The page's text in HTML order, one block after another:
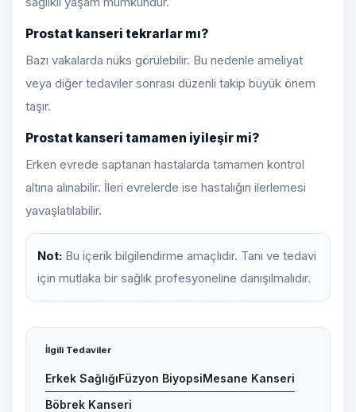
Prostat kanseri tekrarlar mı?
Bazı vakalarda nüks görülebilir. Bu nedenle ameliyat
veya diğer tedaviler sonrası düzenli takip büyük önem
taşır.
Prostat kanseri tamamen iyileşir mi?
Erken evrede saptanan hastalarda tamamen kontrol
altına alınabilir. İleri evrelerde ise hastalığın ilerlemesi
yavaşlatılabilir.
Not: Bu içerik bilgilendirme amaçlıdır. Tanı ve tedavi
için mutlaka bir sağlık profesyoneline danışılmalıdır.
İlgili Tedaviler
Erkek SağlığıFüzyon BiyopsiMesane Kanseri
Böbrek Kanseri